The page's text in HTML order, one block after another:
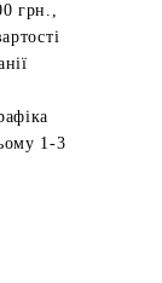
грн.,
1-3